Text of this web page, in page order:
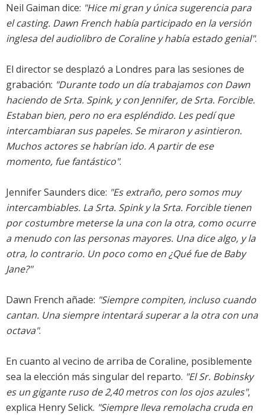
Neil Gaiman dice: "Hice mi gran y única sugerencia para
el casting. Dawn French había participado en la versión
inglesa del audiolibro de Coraline y había estado genial".
El director se desplazó a Londres para las sesiones de
grabación: "Durante todo un día trabajamos con Dawn
haciendo de Srta. Spink, y con Jennifer, de Srta. Forcible.
Estaban bien, pero no era espléndido. Les pedí que
intercambiaran sus papeles. Se miraron y asintieron.
Muchos actores se habrían ido. A partir de ese
momento, fue fantástico".
Jennifer Saunders dice: "Es extraño, pero somos muy
intercambiables. La Srta. Spink y la Srta. Forcible tienen
por costumbre meterse la una con la otra, como ocurre
a menudo con las personas mayores. Una dice algo, y la
otra, lo contrario. Un poco como en ¿Qué fue de Baby
Jane?"
Dawn French añade: "Siempre compiten, incluso cuando
cantan. Una siempre intentará superar a la otra con una
octava".
En cuanto al vecino de arriba de Coraline, posiblemente
sea la elección más singular del reparto. "El Sr. Bobinsky
es un gigante ruso de 2,40 metros con los ojos azules",
explica Henry Selick. "Siempre lleva remolacha cruda en